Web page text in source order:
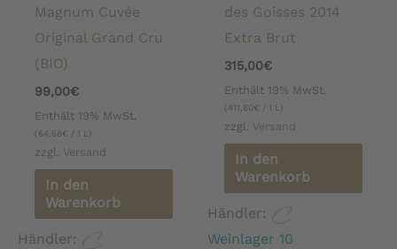
Magnum Cuvée
Original Grand Cru
(BIO)
99,00€
Enthält 19% MwSt.
(64,68 € / 1 L)
zzgl. Versand
In den
Warenkorb
Händler:
des Goisses 2014
Extra Brut
315,00€
Enthält 19% MwSt.
(411,60 € / 1 L)
zzgl. Versand
In den
Warenkorb
Händler:
Weinlager 10